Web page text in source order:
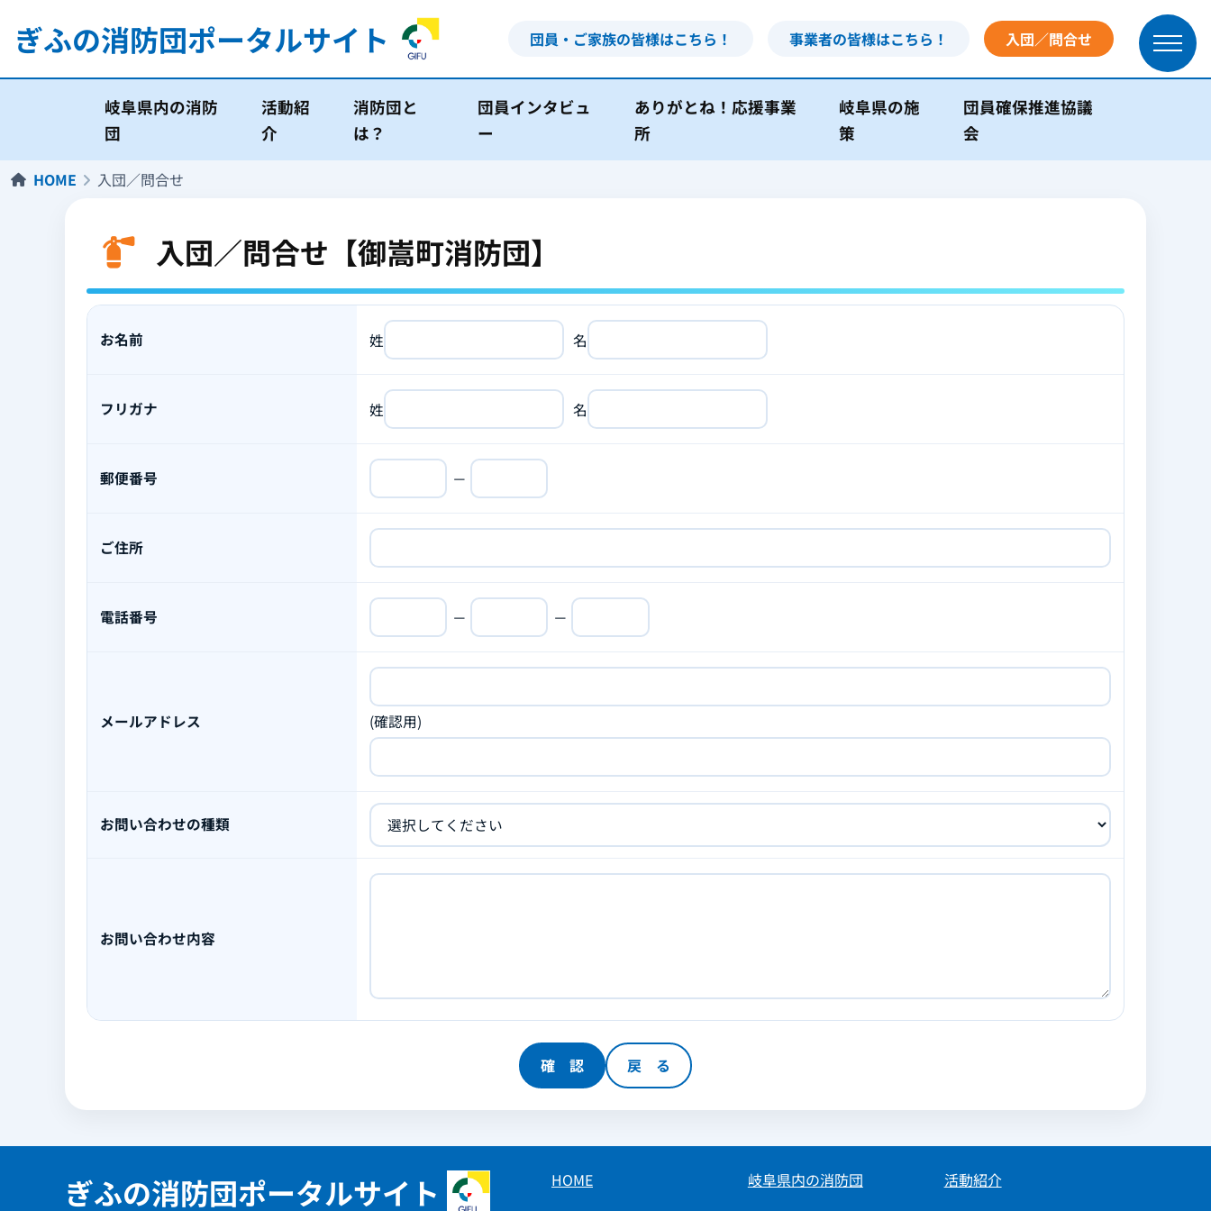
ぎふの消防団ポータルサイト 団員・ご家族の皆様はこちら！ 事業者の皆様はこちら！ 入団／問合せ
岐阜県内の消防
団
活動紹
介
消防団と
は？
団員インタビュ
ー
ありがとね！応援事業
所
岐阜県の施
策
団員確保推進協議
会
HOME 入団／問合せ
入団／問合せ【御嵩町消防団】
お名前 姓 名
フリガナ 姓 名
郵便番号 －
ご住所
電話番号 － －
メールアドレス (確認用)
お問い合わせの種類
お問い合わせ内容
ぎふの消防団ポータルサイト HOME 岐阜県内の消防団 活動紹介